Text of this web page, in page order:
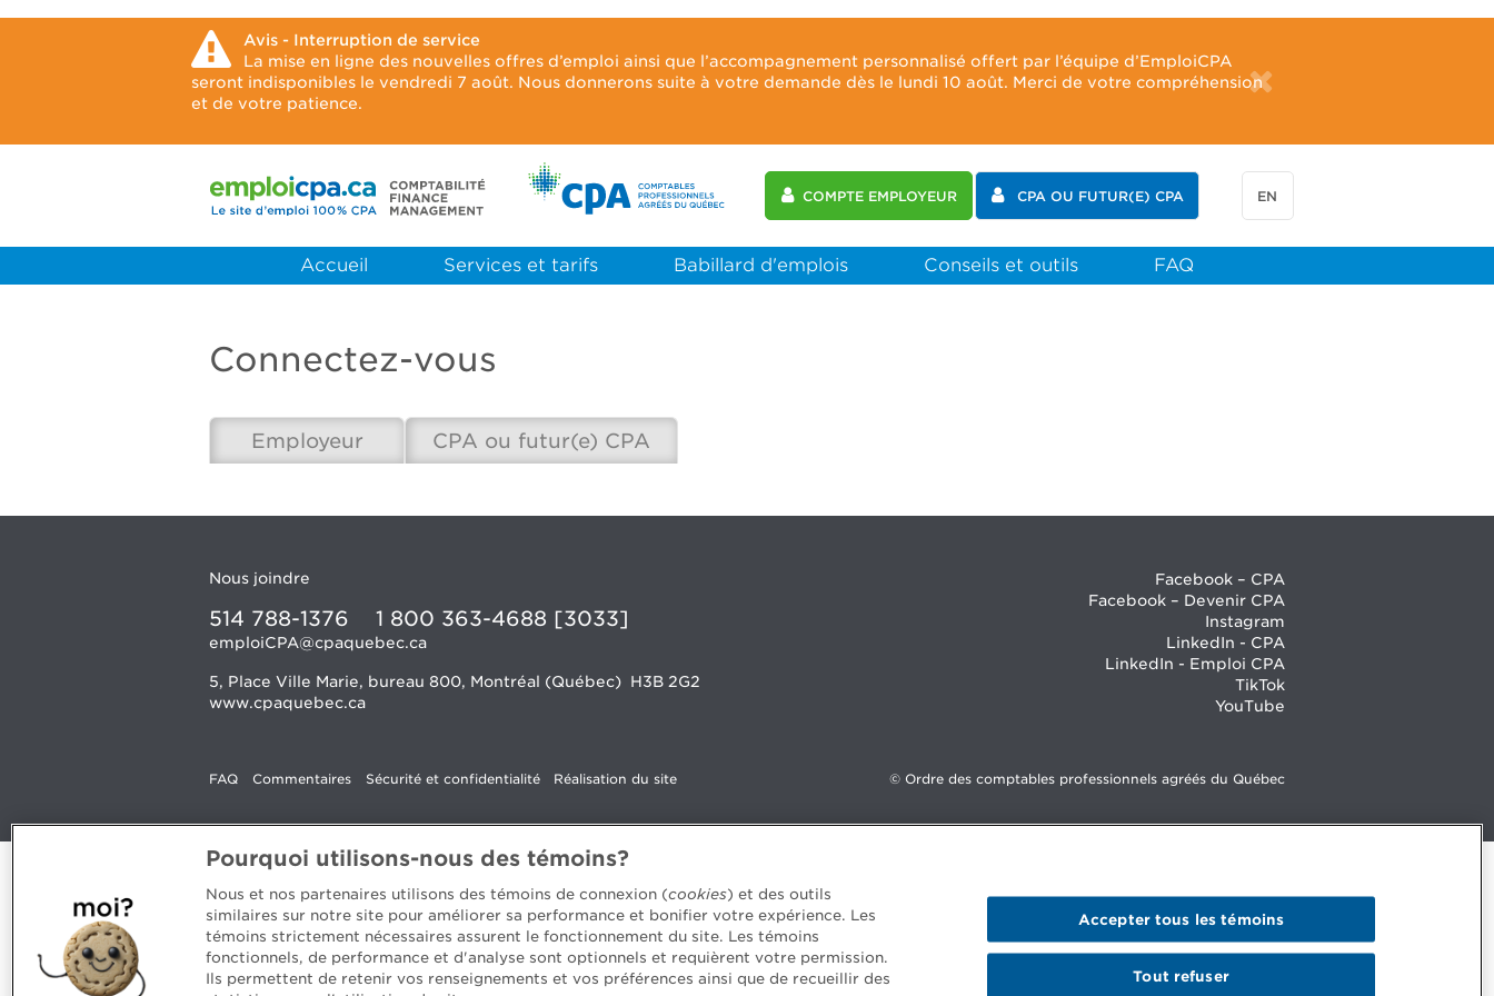
Avis - Interruption de service
La mise en ligne des nouvelles offres d’emploi ainsi que l’accompagnement personnalisé offert par l’équipe d’EmploiCPA
seront indisponibles le vendredi 7 août. Nous donnerons suite à votre demande dès le lundi 10 août. Merci de votre compréhension
et de votre patience.
COMPTE EMPLOYEUR CPA OU FUTUR(E) CPA EN
Accueil Services et tarifs Babillard d'emplois Conseils et outils FAQ
Connectez-vous
Employeur CPA ou futur(e) CPA
Nous joindre
514 788-1376 1 800 363-4688 [3033]
emploiCPA@cpaquebec.ca
5, Place Ville Marie, bureau 800, Montréal (Québec) H3B 2G2
www.cpaquebec.ca
Facebook – CPA
Facebook – Devenir CPA
Instagram
LinkedIn - CPA
LinkedIn - Emploi CPA
TikTok
YouTube
FAQ Commentaires Sécurité et confidentialité Réalisation du site © Ordre des comptables professionnels agréés du Québec
Pourquoi utilisons-nous des témoins?
Nous et nos partenaires utilisons des témoins de connexion (cookies) et des outils
similaires sur notre site pour améliorer sa performance et bonifier votre expérience. Les
témoins strictement nécessaires assurent le fonctionnement du site. Les témoins
fonctionnels, de performance et d'analyse sont optionnels et requièrent votre permission.
Ils permettent de retenir vos renseignements et vos préférences ainsi que de recueillir des
Tout refuser
Accepter tous les témoins